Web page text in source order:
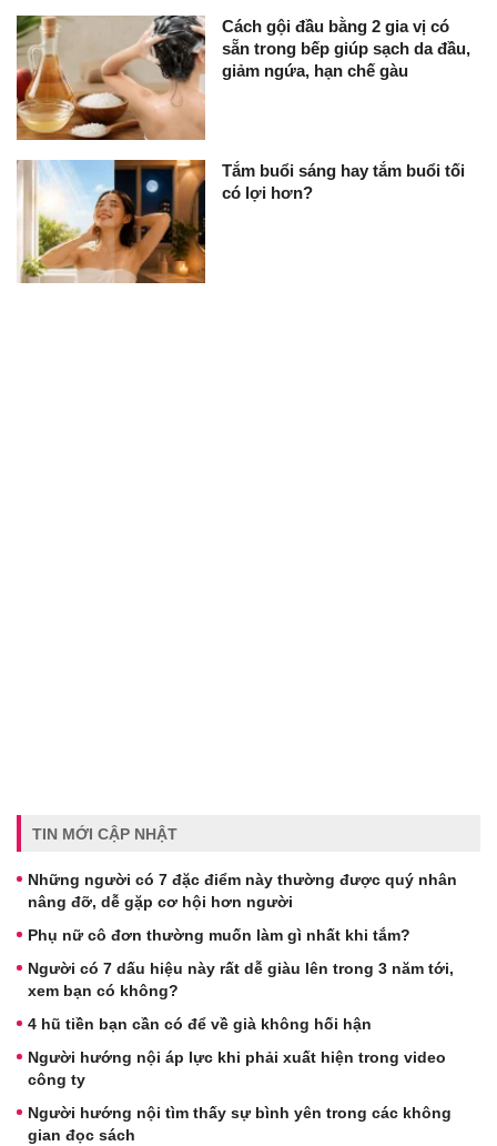
Cách gội đầu bằng 2 gia vị có
sẵn trong bếp giúp sạch da đầu,
giảm ngứa, hạn chế gàu
Tắm buổi sáng hay tắm buổi tối
có lợi hơn?
TIN MỚI CẬP NHẬT
Những người có 7 đặc điểm này thường được quý nhân
nâng đỡ, dễ gặp cơ hội hơn người
Phụ nữ cô đơn thường muốn làm gì nhất khi tắm?
Người có 7 dấu hiệu này rất dễ giàu lên trong 3 năm tới,
xem bạn có không?
4 hũ tiền bạn cần có để về già không hối hận
Người hướng nội áp lực khi phải xuất hiện trong video
công ty
Người hướng nội tìm thấy sự bình yên trong các không
gian đọc sách